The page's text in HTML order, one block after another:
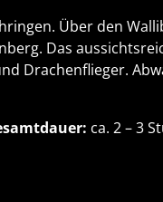
Über den
Das
Drachenflieger.
ca. 2 – 3